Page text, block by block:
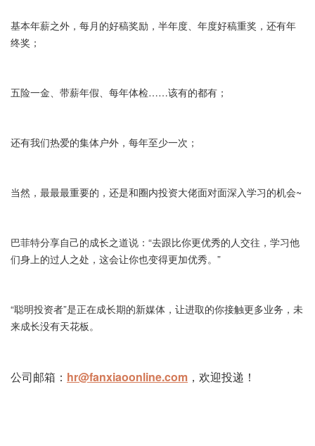
基本年薪之外，每月的好稿奖励，半年度、年度好稿重奖，还有年
终奖；
五险一金、带薪年假、每年体检……该有的都有；
还有我们热爱的集体户外，每年至少一次；
当然，最最最重要的，还是和圈内投资大佬面对面深入学习的机会~
巴菲特分享自己的成长之道说：“去跟比你更优秀的人交往，学习他
们身上的过人之处，这会让你也变得更加优秀。”
“聪明投资者”是正在成长期的新媒体，让进取的你接触更多业务，未
来成长没有天花板。
公司邮箱： hr@fanxiaoonline.com ，欢迎投递！